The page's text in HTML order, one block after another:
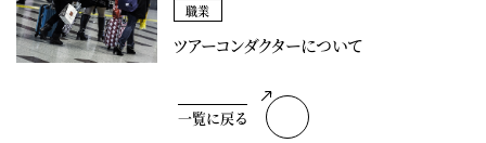
職業
ツアーコンダクターについて
一覧に戻る